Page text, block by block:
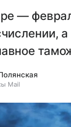
—
Mail